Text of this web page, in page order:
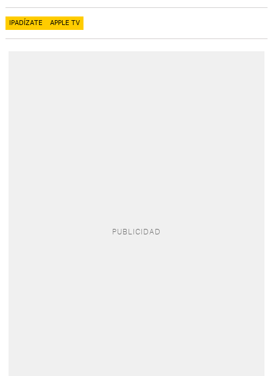
IPADÍZATE APPLE TV